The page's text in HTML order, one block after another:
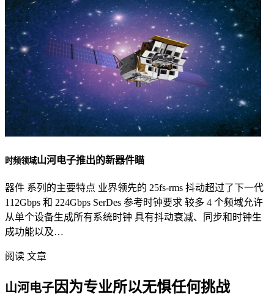
时频领域山河电子推出的新器件瞄
器件 系列的主要特点 业界领先的 25fs-rms 抖动超过了下一代
112Gbps 和 224Gbps SerDes 参考时钟要求 较多 4 个频域允许
从单个设备生成所有系统时钟 具有抖动衰减、同步和时钟生
成功能以及…
阅读 文章
山河电子因为专业所以无惧任何挑战